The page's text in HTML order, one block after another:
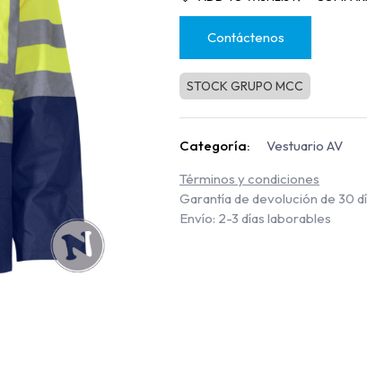
Contáctenos
STOCK GRUPO MCC
Categoría:
Vestuario AV
Términos y condiciones
Garantía de devolución de 30
Envío: 2-3 días laborables